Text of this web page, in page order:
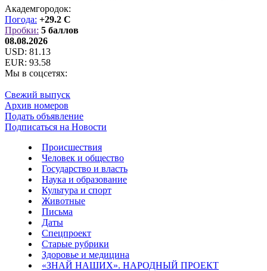
Академгородок:
Погода: +29.2 C
Пробки: 5 баллов
08.08.2026
USD: 81.13
EUR: 93.58
Мы в соцсетях:
Свежий выпуск
Архив номеров
Подать объявление
Подписаться на Новости
Происшествия
Человек и общество
Государство и власть
Наука и образование
Культура и спорт
Животные
Письма
Даты
Спецпроект
Старые рубрики
Здоровье и медицина
«ЗНАЙ НАШИХ». НАРОДНЫЙ ПРОЕКТ